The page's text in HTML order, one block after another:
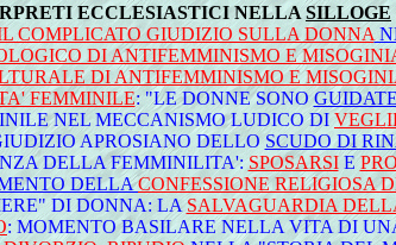
ECCLESIASTICI NELLASILLOGE
COMPLICATO GIUDIZIO SULLA DONNA
DI ANTIFEMMINISMO E
DI ANTIFEMMINISMO E
FEMMINILE: "LE DONNE SONOGUIDATE
NEL MECCANISMO LUDICO DI
APROSIANO DELLOSCUDO DI
DELLA FEMMINILITA': SPOSARSIE
DELLACONFESSIONE RELIGIOSA
DI DONNA: LASALVAGUARDIA
: MOMENTO BASILARE NELLA VITA DI